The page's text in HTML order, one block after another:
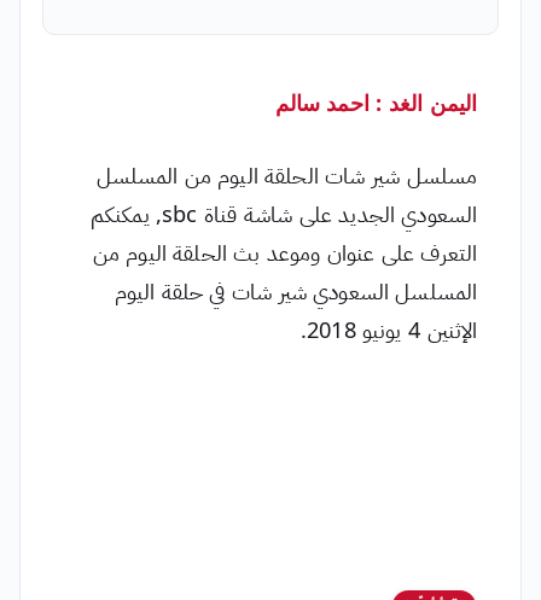
اليمن الغد : احمد سالم
مسلسل شير شات الحلقة اليوم من المسلسل
السعودي الجديد على شاشة قناة sbc, يمكنكم
التعرف على عنوان وموعد بث الحلقة اليوم من
المسلسل السعودي شير شات في حلقة اليوم
الإثنين 4 يونيو 2018.